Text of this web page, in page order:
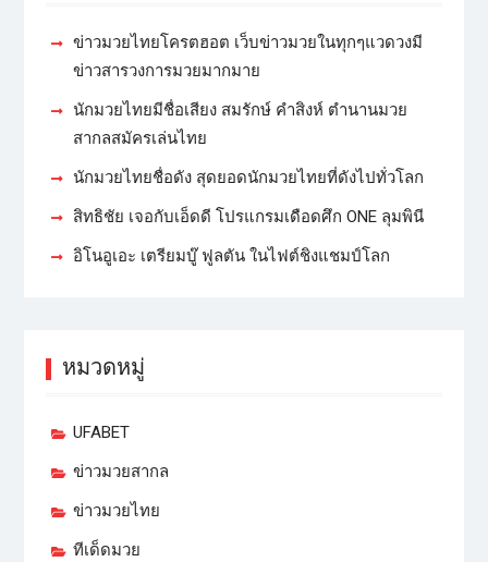
ข่าวมวยไทยโครตฮอต เว็บข่าวมวยในทุกๆแวดวงมี
ข่าวสารวงการมวยมากมาย
นักมวยไทยมีชื่อเสียง สมรักษ์ คำสิงห์ ตำนานมวย
สากลสมัครเล่นไทย
นักมวยไทยชื่อดัง สุดยอดนักมวยไทยที่ดังไปทั่วโลก
สิทธิชัย เจอกับเอ็ดดี โปรแกรมเดือดศึก ONE ลุมพินี
อิโนอูเอะ เตรียมบู๊ ฟูลตัน ในไฟต์ชิงแชมป์โลก
หมวดหมู่
UFABET
ข่าวมวยสากล
ข่าวมวยไทย
ทีเด็ดมวย